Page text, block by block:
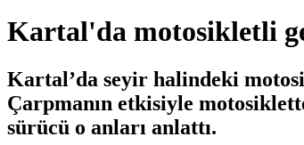
Kartal'da motosikletli
Kartal’da seyir halindeki
Çarpmanın etkisiyle
sürücü o anları anlattı.